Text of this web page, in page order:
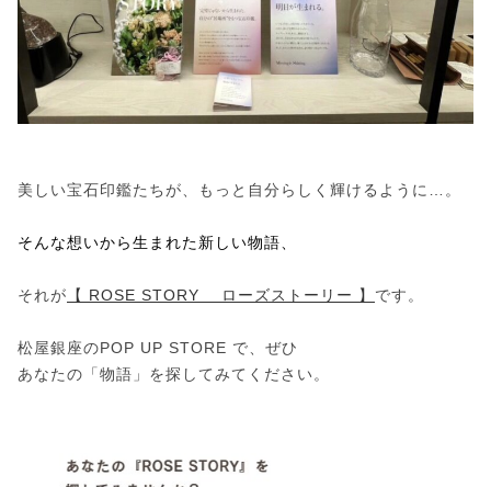
美しい宝石印鑑たちが、もっと自分らしく輝けるように…。
そんな想いから生まれた新しい物語、
それが 【 ROSE STORY ローズストーリー 】 です。
松屋銀座のPOP UP STORE で、ぜひ
あなたの「物語」を探してみてください。